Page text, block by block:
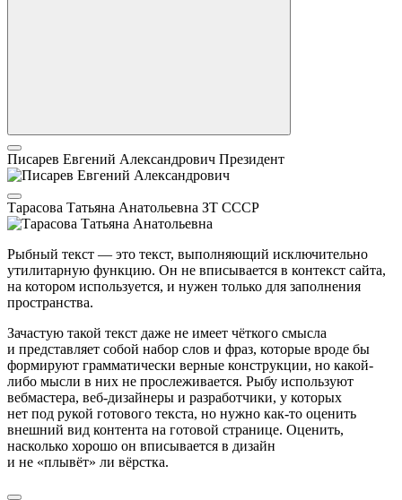
Писарев Евгений Александрович Президент
Тарасова Татьяна Анатольевна ЗТ СССР
Рыбный текст — это текст, выполняющий исключительно
утилитарную функцию. Он не вписывается в контекст сайта,
на котором используется, и нужен только для заполнения
пространства.
Зачастую такой текст даже не имеет чёткого смысла
и представляет собой набор слов и фраз, которые вроде бы
формируют грамматически верные конструкции, но какой-
либо мысли в них не прослеживается. Рыбу используют
вебмастера, веб-дизайнеры и разработчики, у которых
нет под рукой готового текста, но нужно как-то оценить
внешний вид контента на готовой странице. Оценить,
насколько хорошо он вписывается в дизайн
и не «плывёт» ли вёрстка.